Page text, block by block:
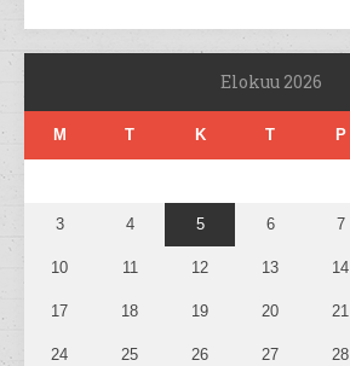
Elokuu 2026
M T K T P
3 4 5 6 7
10 11 12 13 14
17 18 19 20 21
24 25 26 27 28